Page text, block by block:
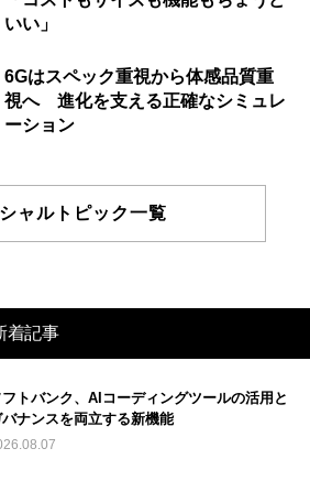
いい」
6Gはスペック重視から体感品質重
視へ 進化を支える正確なシミュレ
ーション
ャルトピック一覧
着記事
フトバンク、AIコーディングツールの活用と
バナンスを両立する新機能